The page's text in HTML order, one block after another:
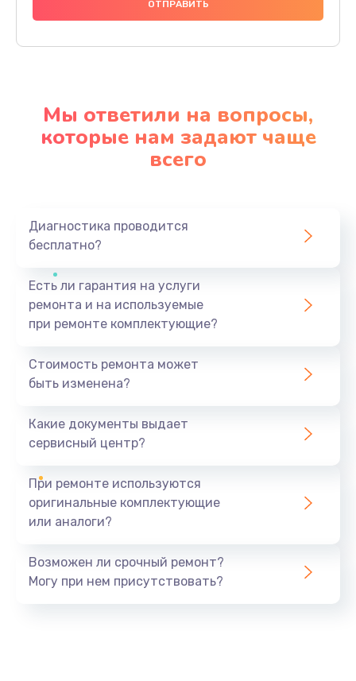
Мы ответили на вопросы,
которые нам задают чаще
всего
Диагностика проводится
бесплатно?
Есть ли гарантия на услуги
ремонта и на используемые
при ремонте комплектующие?
Стоимость ремонта может
быть изменена?
Какие документы выдает
сервисный центр?
При ремонте используются
оригинальные комплектующие
или аналоги?
Возможен ли срочный ремонт?
Могу при нем присутствовать?